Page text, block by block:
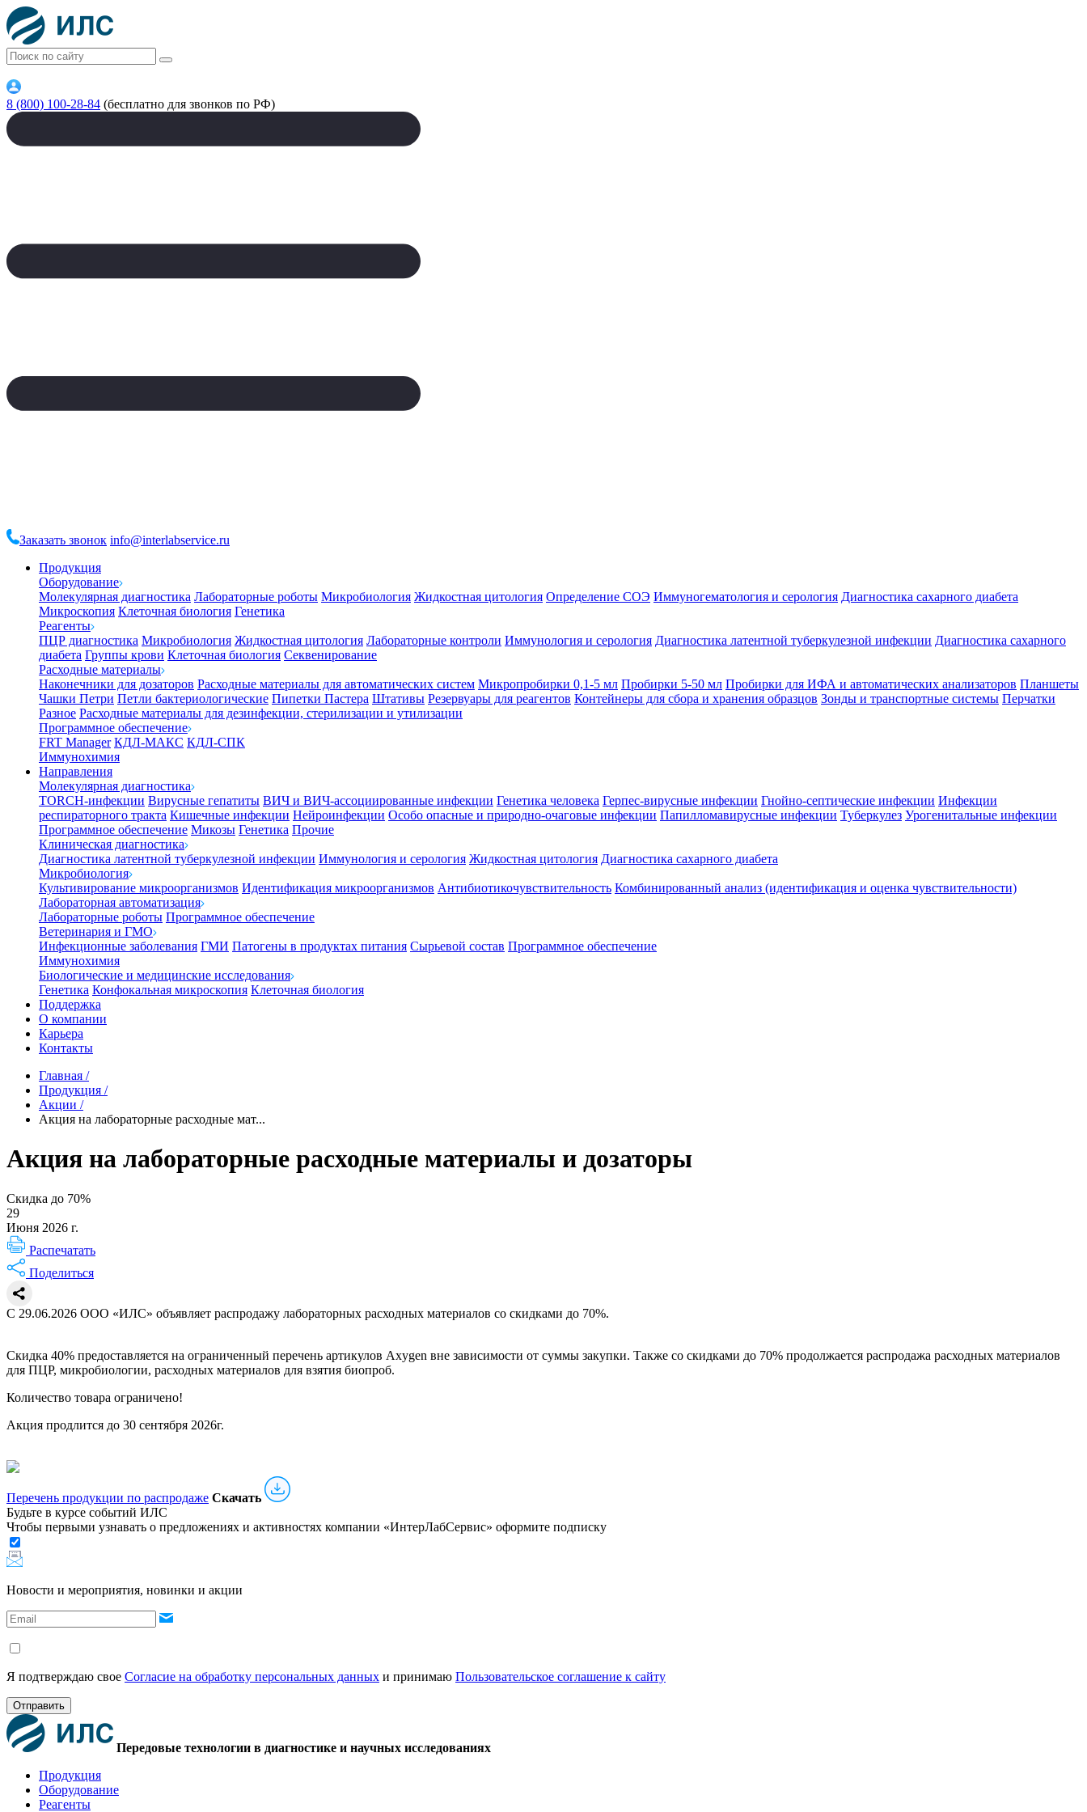
8 (800) 100-28-84 (бесплатно для звонков по РФ)
Заказать звонок info@interlabservice.ru
Продукция
Оборудование
Молекулярная диагностика Лабораторные роботы Микробиология Жидкостная цитология Определение СОЭ Иммуногематология и серология Диагностика сахарного диабета
Микроскопия Клеточная биология Генетика
Реагенты
ПЦР диагностика Микробиология Жидкостная цитология Лабораторные контроли Иммунология и серология Диагностика латентной туберкулезной инфекции Диагностика сахарного
диабета Группы крови Клеточная биология Секвенирование
Расходные материалы
Наконечники для дозаторов Расходные материалы для автоматических систем Микропробирки 0,1-5 мл Пробирки 5-50 мл Пробирки для ИФА и автоматических анализаторов Планшеты
Чашки Петри Петли бактериологические Пипетки Пастера Штативы Резервуары для реагентов Контейнеры для сбора и хранения образцов Зонды и транспортные системы Перчатки
Разное Расходные материалы для дезинфекции, стерилизации и утилизации
Программное обеспечение
FRT Manager КДЛ-МАКС КДЛ-СПК
Иммунохимия
Направления
Молекулярная диагностика
TORCH-инфекции Вирусные гепатиты ВИЧ и ВИЧ-ассоциированные инфекции Генетика человека Герпес-вирусные инфекции Гнойно-септические инфекции Инфекции
респираторного тракта Кишечные инфекции Нейроинфекции Особо опасные и природно-очаговые инфекции Папилломавирусные инфекции Туберкулез Урогенитальные инфекции
Программное обеспечение Микозы Генетика Прочие
Клиническая диагностика
Диагностика латентной туберкулезной инфекции Иммунология и серология Жидкостная цитология Диагностика сахарного диабета
Микробиология
Культивирование микроорганизмов Идентификация микроорганизмов Антибиотикочувствительность Комбинированный анализ (идентификация и оценка чувствительности)
Лабораторная автоматизация
Лабораторные роботы Программное обеспечение
Ветеринария и ГМО
Инфекционные заболевания ГМИ Патогены в продуктах питания Сырьевой состав Программное обеспечение
Иммунохимия
Биологические и медицинские исследования
Генетика Конфокальная микроскопия Клеточная биология
Поддержка
О компании
Карьера
Контакты
Главная /
Продукция /
Акции /
Акция на лабораторные расходные мат...
Акция на лабораторные расходные материалы и дозаторы
Скидка до 70%
29
Июня 2026 г.
Распечатать
Поделиться
С 29.06.2026 ООО «ИЛС» объявляет распродажу лабораторных расходных материалов со скидками до 70%.
Скидка 40% предоставляется на ограниченный перечень артикулов Axygen вне зависимости от суммы закупки. Также со скидками до 70% продолжается распродажа расходных материалов
для ПЦР, микробиологии, расходных материалов для взятия биопроб.
Количество товара ограничено!
Акция продлится до 30 сентября 2026г.
Перечень продукции по распродаже Скачать
Будьте в курсе событий ИЛС
Чтобы первыми узнавать о предложениях и активностях компании «ИнтерЛабСервис» оформите подписку
Новости и мероприятия, новинки и акции
Я подтверждаю свое Согласие на обработку персональных данных и принимаю Пользовательское соглашение к сайту
Отправить
Передовые технологии в диагностике и научных исследованиях
Продукция
Оборудование
Реагенты